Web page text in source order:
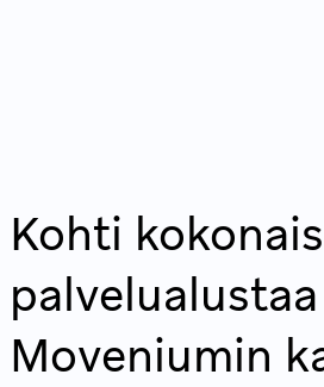
Kohti
Moveniumin